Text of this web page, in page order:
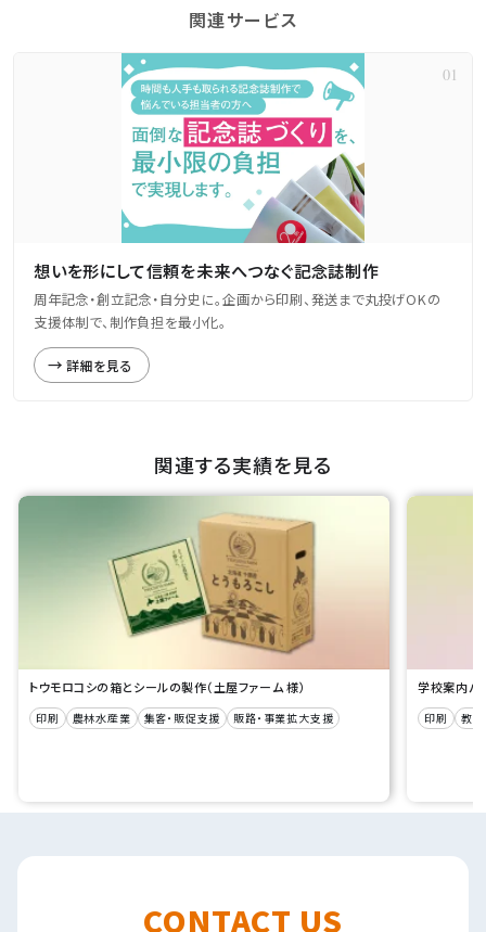
関連サービス
想いを形にして信頼を未来へつなぐ記念誌制作
周年記念・創立記念・自分史に。企画から印刷、発送まで丸投げOKの
支援体制で、制作負担を最小化。
詳細を見る
関連する実績を見る
トウモロコシの箱とシールの製作（土屋ファーム 様）
印刷 農林水産業 集客・販促支援 販路・事業拡大支援
学校案内パ
印刷 教
CONTACT US